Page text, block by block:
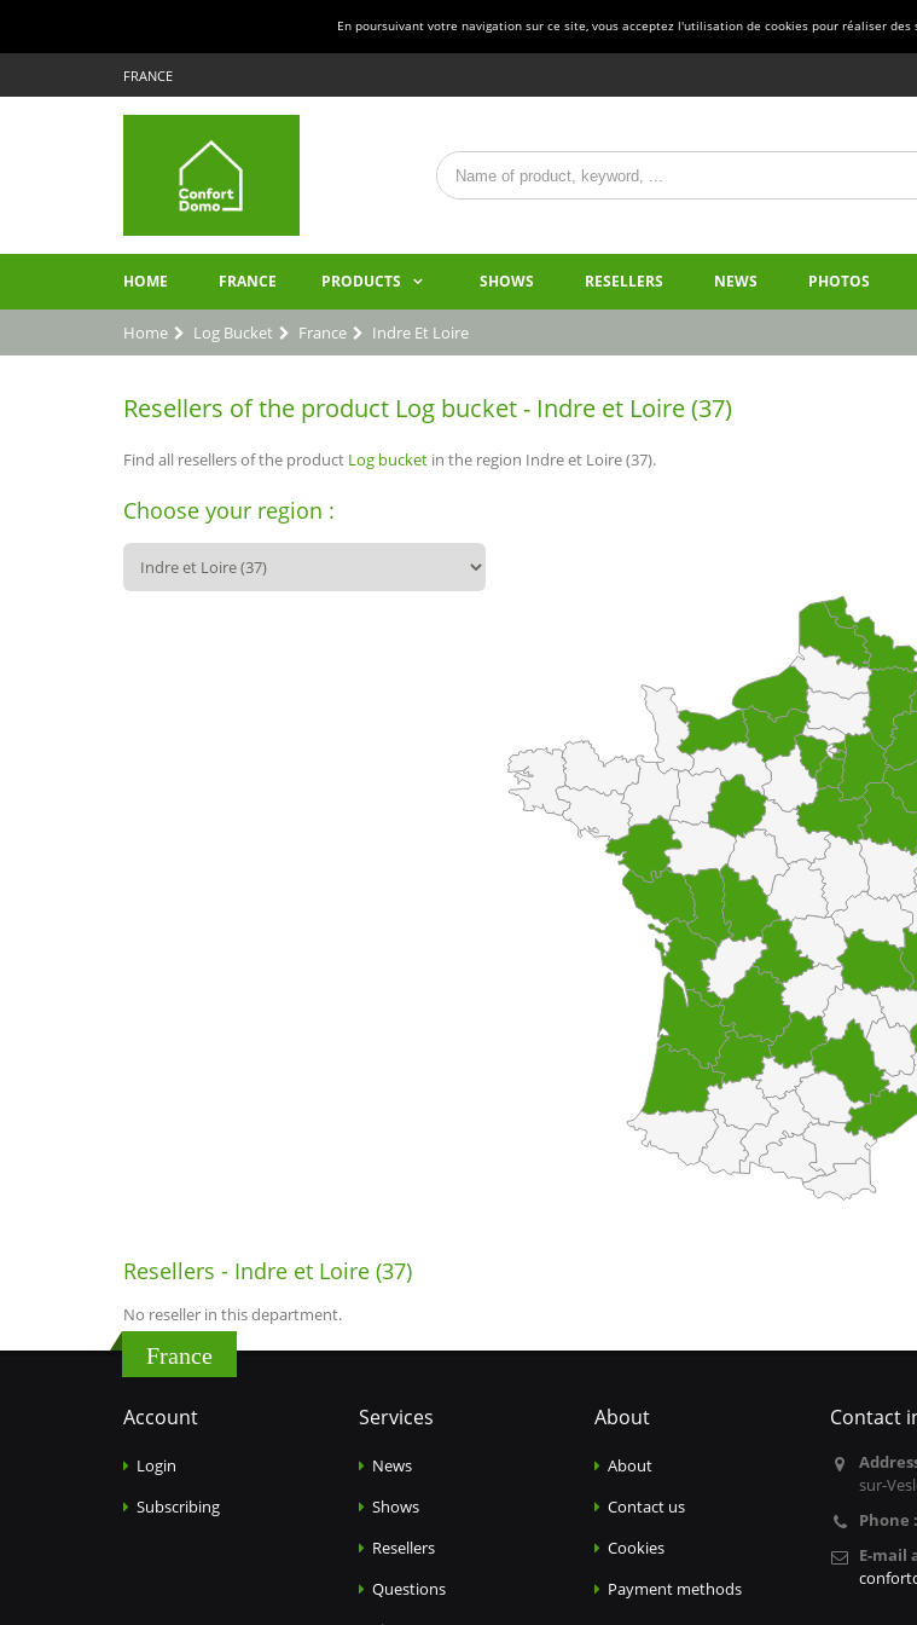
En poursuivant votre navigation sur ce site, vous acceptez l'utilisation de cookies pour réaliser
FRANCE
HOME FRANCE PRODUCTS SHOWS RESELLERS NEWS PHOTOS
Home Log Bucket France Indre Et Loire
Resellers of the product Log bucket - Indre et Loire (37)
Find all resellers of the product Log bucket in the region Indre et Loire (37).
Choose your region :
Resellers - Indre et Loire (37)
No reseller in this department.
France
Account
Login
Subscribing
Services
News
Shows
Resellers
Questions
About
About
Contact us
Cookies
Payment methods
Contact
sur-
Phone :
E-mail